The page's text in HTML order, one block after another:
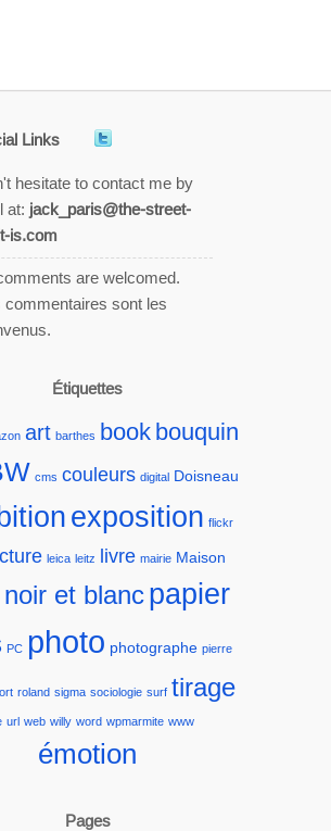
Links
hesitate to contact me by
at: jack_paris@the-street-
is.com
are welcomed.
commentaires sont les
Étiquettes
art barthes book bouquin
cms couleurs digital Doisneau
exposition flickr
leica leitz livre mairie Maison
noir et blancpapier
PC photo photographe pierre
roland sigma sociologie surf tirage
url web willy word wpmarmite www
émotion
Pages